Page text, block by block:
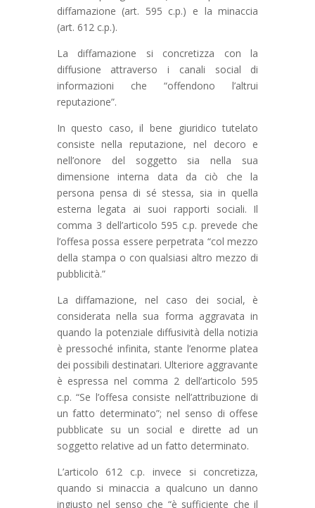
diffamazione (art. 595 c.p.) e la minaccia
(art. 612 c.p.).
La diffamazione si concretizza con la
diffusione attraverso i canali social di
informazioni che “offendono l’altrui
reputazione”.
In questo caso, il bene giuridico tutelato
consiste nella reputazione, nel decoro e
nell’onore del soggetto sia nella sua
dimensione interna data da ciò che la
persona pensa di sé stessa, sia in quella
esterna legata ai suoi rapporti sociali. Il
comma 3 dell’articolo 595 c.p. prevede che
l’offesa possa essere perpetrata “col mezzo
della stampa o con qualsiasi altro mezzo di
pubblicità.”
La diffamazione, nel caso dei social, è
considerata nella sua forma aggravata in
quando la potenziale diffusività della notizia
è pressoché infinita, stante l’enorme platea
dei possibili destinatari. Ulteriore aggravante
è espressa nel comma 2 dell’articolo 595
c.p. “Se l’offesa consiste nell’attribuzione di
un fatto determinato”; nel senso di offese
pubblicate su un social e dirette ad un
soggetto relative ad un fatto determinato.
L’articolo 612 c.p. invece si concretizza,
quando si minaccia a qualcuno un danno
ingiusto nel senso che “è sufficiente che il